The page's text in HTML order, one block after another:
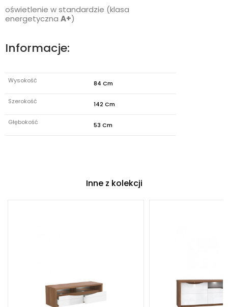
oświetlenie w standardzie (klasa
energetyczna A+)
Informacje:
Wysokość 84 Cm
Szerokość 142 Cm
Głębokość 53 Cm
Inne z kolekcji